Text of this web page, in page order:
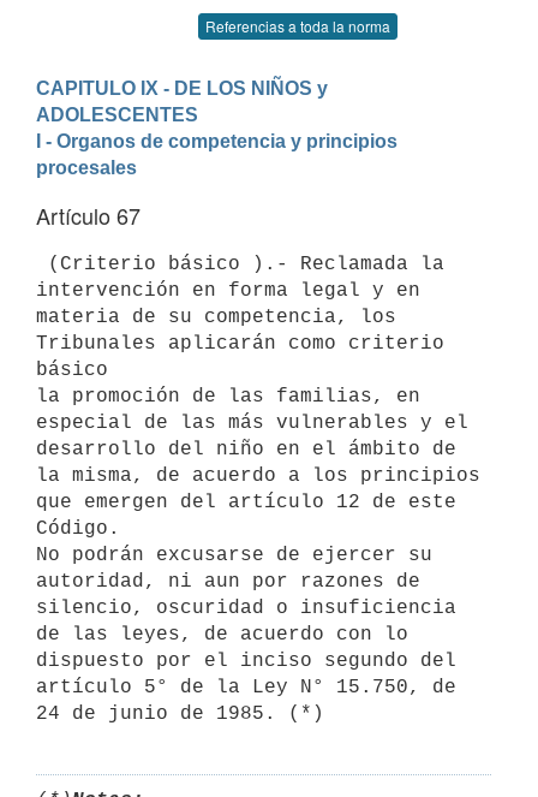
Referencias a toda la norma
CAPITULO IX - DE LOS NIÑOS y
ADOLESCENTES
I - Organos de competencia y principios
procesales
Artículo 67
intervención en forma legal y en
materia de su competencia, los
Tribunales aplicarán como criterio
básico
la promoción de las familias, en
especial de las más vulnerables y el
desarrollo del niño en el ámbito de
la misma, de acuerdo a los principios
que emergen del artículo 12 de este
Código.
No podrán excusarse de ejercer su
autoridad, ni aun por razones de
silencio, oscuridad o insuficiencia
de las leyes, de acuerdo con lo
dispuesto por el inciso segundo del
artículo 5° de la Ley N° 15.750, de